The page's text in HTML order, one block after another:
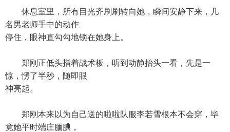
休息室里，所有目光齐刷刷转向她，瞬间安静下来，几
名男老师手中的动作
停住，眼神直勾勾地锁在她身上。
郑刚正低头指着战术板，听到动静抬头一看，先是一
惊，愣了半秒，随即眼
神亮起。
郑刚本来以为自己送的啦啦队服李若雪根本不会穿，毕
竟她平时端庄腼腆，